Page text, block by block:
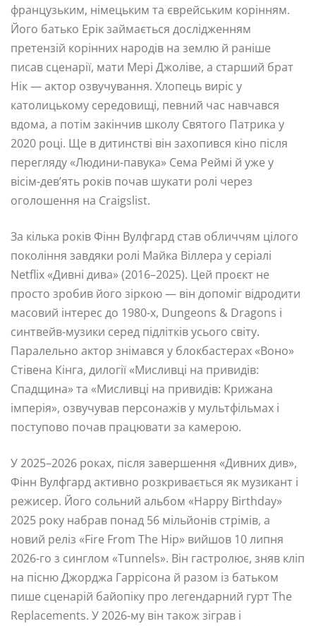
французьким, німецьким та єврейським корінням.
Його батько Ерік займається дослідженням
претензій корінних народів на землю й раніше
писав сценарії, мати Мері Джоліве, а старший брат
Нік — актор озвучування. Хлопець виріс у
католицькому середовищі, певний час навчався
вдома, а потім закінчив школу Святого Патрика у
2020 році. Ще в дитинстві він захопився кіно після
перегляду «Людини-павука» Сема Реймі й уже у
вісім-дев’ять років почав шукати ролі через
оголошення на Craigslist.
За кілька років Фінн Вулфгард став обличчям цілого
покоління завдяки ролі Майка Віллера у серіалі
Netflix «Дивні дива» (2016–2025). Цей проєкт не
просто зробив його зіркою — він допоміг відродити
масовий інтерес до 1980-х, Dungeons & Dragons і
синтвейв-музики серед підлітків усього світу.
Паралельно актор знімався у блокбастерах «Воно»
Стівена Кінга, дилогії «Мисливці на привидів:
Спадщина» та «Мисливці на привидів: Крижана
імперія», озвучував персонажів у мультфільмах і
поступово почав працювати за камерою.
У 2025–2026 роках, після завершення «Дивних див»,
Фінн Вулфгард активно розкривається як музикант і
режисер. Його сольний альбом «Happy Birthday»
2025 року набрав понад 56 мільйонів стрімів, а
новий реліз «Fire From The Hip» вийшов 10 липня
2026-го з синглом «Tunnels». Він гастролює, зняв кліп
на пісню Джорджа Гаррісона й разом із батьком
пише сценарій байопіку про легендарний гурт The
Replacements. У 2026-му він також зіграв і